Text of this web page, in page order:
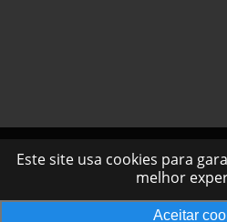
Este site usa cookies para
melhor
Aceitar